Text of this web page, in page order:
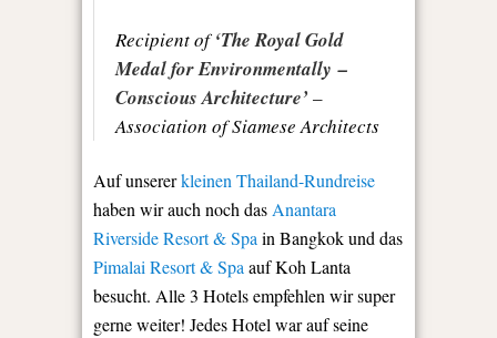
Recipient of‘The Royal Gold
Medal for Environmentally –
Conscious Architecture’ –
Association of Siamese Architects
Auf unsererkleinen Thailand-Rundreise
haben wir auch noch das Anantara
Riverside Resort & Spa in Bangkok und das
Pimalai Resort & Spa auf Koh Lanta
besucht. Alle 3 Hotels empfehlen wir super
gerne weiter! Jedes Hotel war auf seine